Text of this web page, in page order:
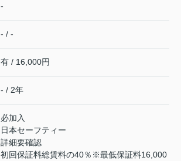
-
- / -
有 / 16,000円
- / 2年
必加入
日本セーフティー
詳細要確認
初回保証料総賃料の40％※最低保証料16,000